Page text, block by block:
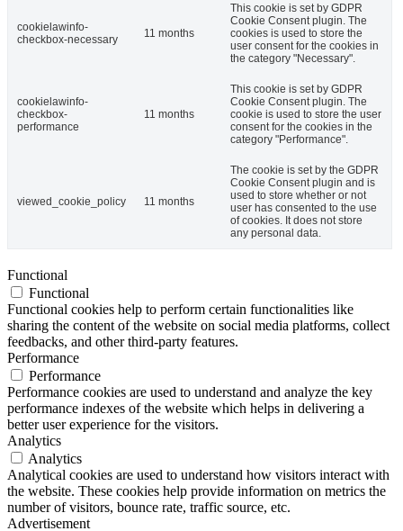
cookielawinfo-
checkbox-necessary
11 months
This cookie is set by GDPR
Cookie Consent plugin. The
cookies is used to store the
user consent for the cookies in
the category "Necessary".
cookielawinfo-
checkbox-
performance
11 months
This cookie is set by GDPR
Cookie Consent plugin. The
cookie is used to store the user
consent for the cookies in the
category "Performance".
viewed_cookie_policy 11 months
The cookie is set by the GDPR
Cookie Consent plugin and is
used to store whether or not
user has consented to the use
of cookies. It does not store
any personal data.
Functional
Functional
Functional cookies help to perform certain functionalities like
sharing the content of the website on social media platforms, collect
feedbacks, and other third-party features.
Performance
Performance
Performance cookies are used to understand and analyze the key
performance indexes of the website which helps in delivering a
better user experience for the visitors.
Analytics
Analytics
Analytical cookies are used to understand how visitors interact with
the website. These cookies help provide information on metrics the
number of visitors, bounce rate, traffic source, etc.
Advertisement